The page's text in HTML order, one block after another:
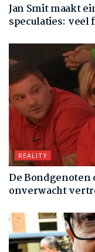
Jan Smit maakt
speculaties: veel
REALITY
De
onverwacht